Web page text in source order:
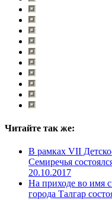
Читайте так же:
В рамках VII
Семиречья
20.10.2017
На приходе во имя
города Талгар